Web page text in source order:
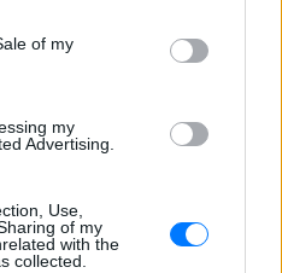
of my
my
Advertising.
Use,
of my
with the
collected.